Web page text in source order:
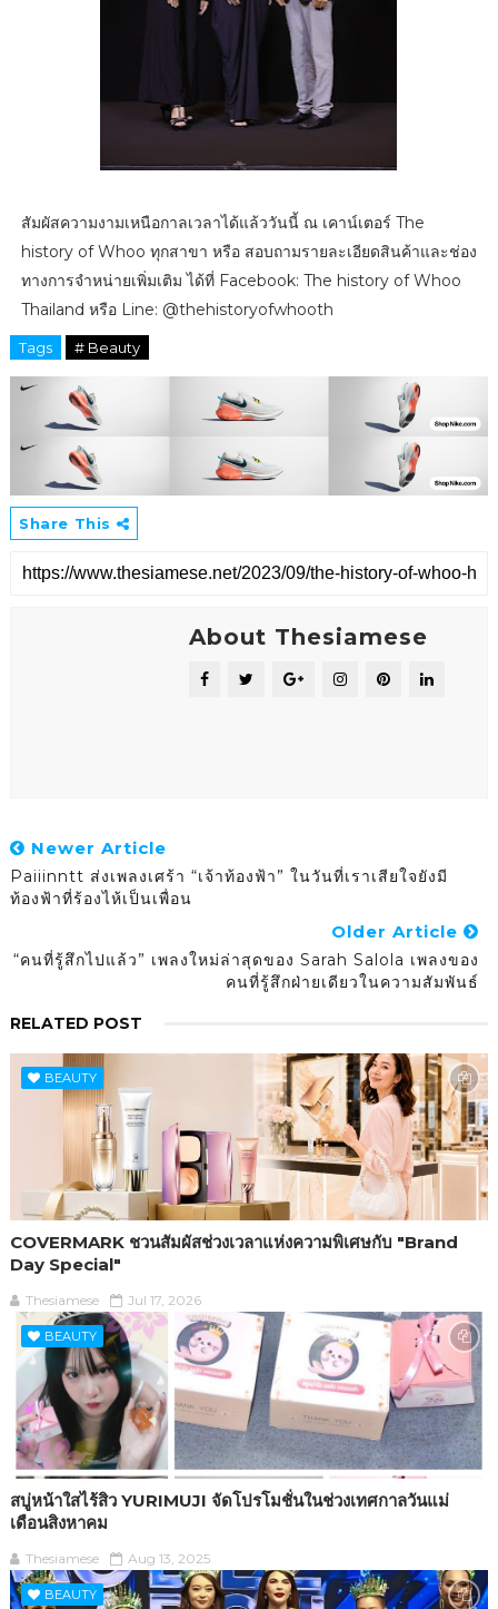
สัมผัสความงามเหนือกาลเวลาได้แล้ววันนี้ ณ เคาน์เตอร์ The
history of Whoo ทุกสาขา หรือ สอบถามรายละเอียดสินค้าและช่อง
ทางการจำหน่ายเพิ่มเติม ได้ที่ Facebook: The history of Whoo
Thailand หรือ Line: @thehistoryofwhooth
Tags # Beauty
Share This
About Thesiamese
Newer Article
Paiiinntt ส่งเพลงเศร้า “เจ้าท้องฟ้า” ในวันที่เราเสียใจยังมี
ท้องฟ้าที่ร้องไห้เป็นเพื่อน
Older Article
“คนที่รู้สึกไปแล้ว” เพลงใหม่ล่าสุดของ Sarah Salola เพลงของ
คนที่รู้สึกฝ่ายเดียวในความสัมพันธ์
RELATED POST
BEAUTY
COVERMARK ชวนสัมผัสช่วงเวลาแห่งความพิเศษกับ "Brand
Day Special"
Thesiamese Jul 17, 2026
BEAUTY
สบู่หน้าใสไร้สิว YURIMUJI จัดโปรโมชั่นในช่วงเทศกาลวันแม่
เดือนสิงหาคม
Thesiamese Aug 13, 2025
BEAUTY